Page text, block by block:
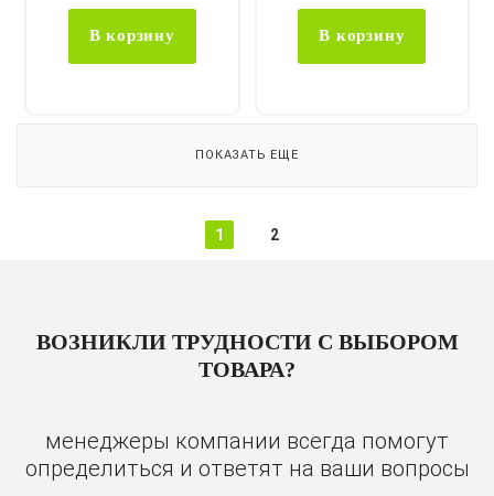
В корзину В корзину
ПОКАЗАТЬ ЕЩЕ
1 2
ВОЗНИКЛИ ТРУДНОСТИ С ВЫБОРОМ
ТОВАРА?
менеджеры компании всегда помогут
определиться и ответят на ваши вопросы